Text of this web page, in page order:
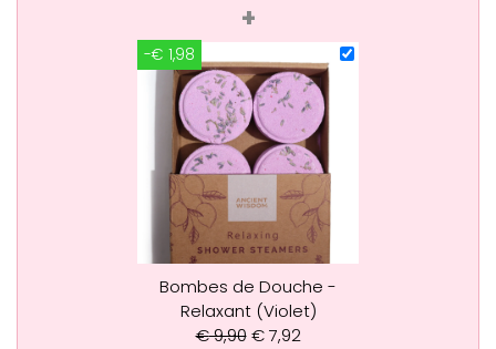
+
-€ 1,98
Bombes de Douche -
Relaxant (Violet)
€9,90 €7,92